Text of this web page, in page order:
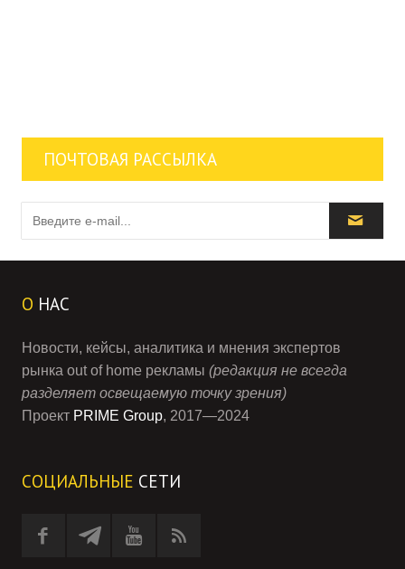
ПОЧТОВАЯ РАССЫЛКА
О НАС
Новости, кейсы, аналитика и мнения экспертов
рынка out of home рекламы (редакция не всегда
разделяет освещаемую точку зрения)
Проект PRIME Group, 2017—2024
СОЦИАЛЬНЫЕ СЕТИ